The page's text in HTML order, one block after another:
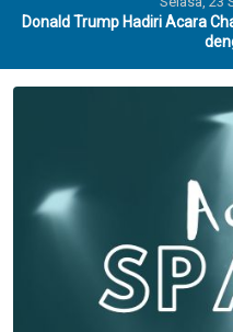
Donald Trump Hadiri Acara